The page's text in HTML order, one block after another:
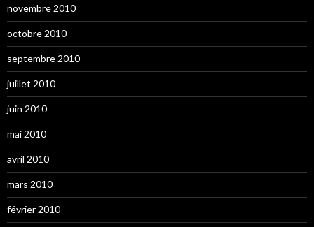
novembre 2010
octobre 2010
septembre 2010
juillet 2010
juin 2010
mai 2010
avril 2010
mars 2010
février 2010